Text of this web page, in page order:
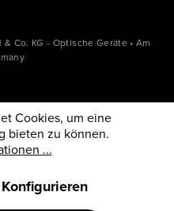
Co. KG - Optische Geräte • Am
Cookies, um eine
bieten zu können.
...
Konfigurieren